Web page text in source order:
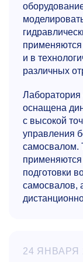
применяются
и в
различных
оснащена
с высокой
управления
самосвалом.
применяются
подготовки
самосвалов,
24 ЯНВАРЯ